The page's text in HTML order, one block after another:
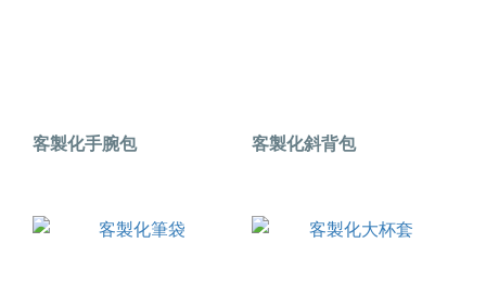
客製化手腕包 客製化斜背包